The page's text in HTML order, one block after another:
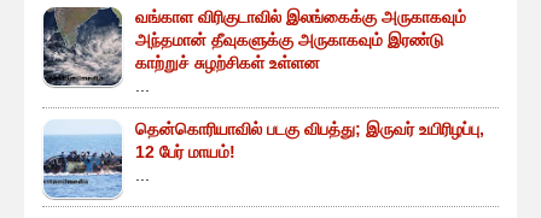
வங்காள விரிகுடாவில் இலங்கைக்கு அருகாகவும்
அந்தமான் தீவுகளுக்கு அருகாகவும் இரண்டு
காற்றுச் சுழற்சிகள் உள்ளன
தென்கொரியாவில் படகு விபத்து; இருவர் உயிரிழப்பு,
12 பேர் மாயம்!